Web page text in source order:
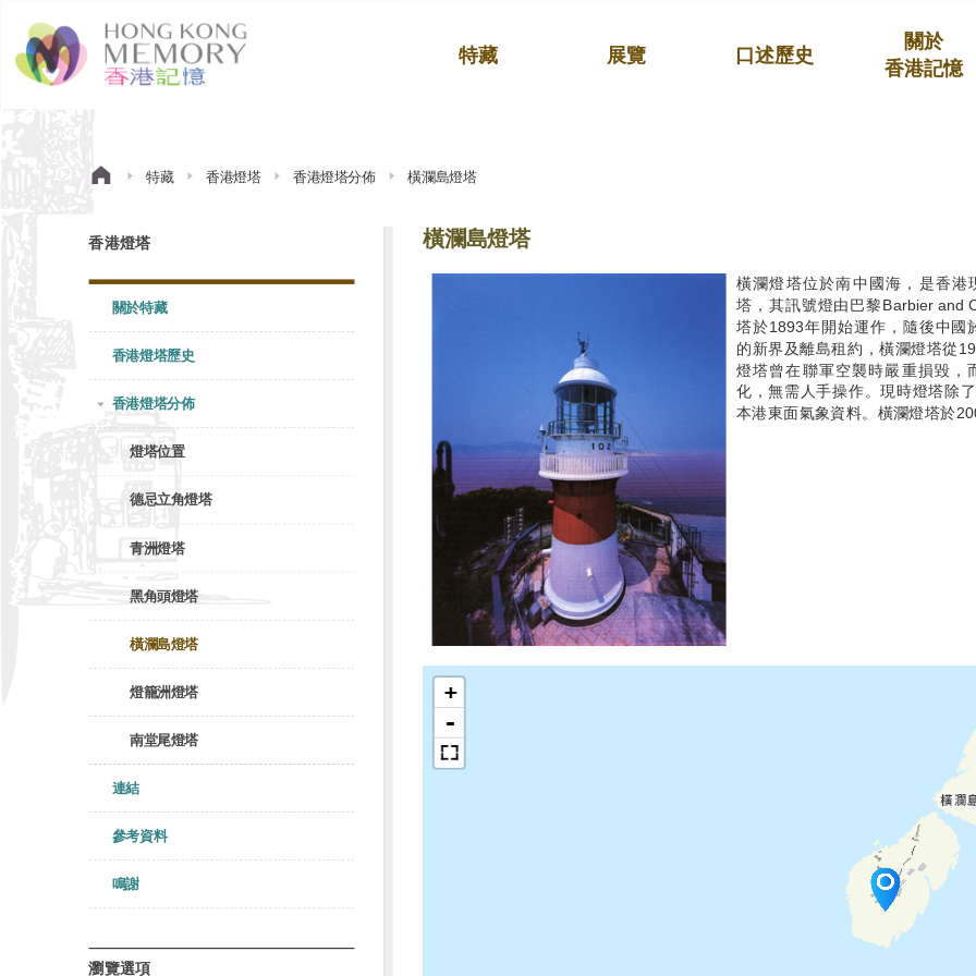
特藏 展覽 口述歷史
關於
香港記憶
特藏 香港燈塔 香港燈塔分佈 橫瀾島燈塔
香港燈塔
關於特藏
香港燈塔歷史
香港燈塔分佈
燈塔位置
德忌立角燈塔
青洲燈塔
黑角頭燈塔
橫瀾島燈塔
燈籠洲燈塔
南堂尾燈塔
連結
參考資料
鳴謝
瀏覽選項
橫瀾島燈塔
橫瀾燈塔位於南中國海，是香
塔，其訊號燈由巴黎Barbier and
塔於1893年開始運作，隨後中國
的新界及離島租約，橫瀾燈塔從
燈塔曾在聯軍空襲時嚴重損毀，
化，無需人手操作。現時燈塔除
本港東面氣象資料。橫瀾燈塔於
+
-